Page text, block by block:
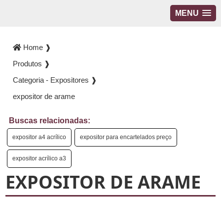
MENU
Home ❱
Produtos ❱
Categoria - Expositores ❱
expositor de arame
Buscas relacionadas:
expositor a4 acrílico expositor para encartelados preço
expositor acrílico a3
EXPOSITOR DE ARAME